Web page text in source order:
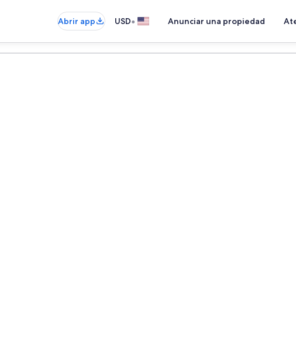
Abrir app USD• Anunciar una propiedad